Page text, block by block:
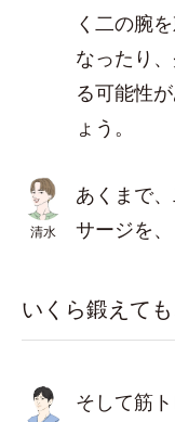
く二の腕
なったり
る可能性
ょう。
清水
あくまで
サージを、
いくら鍛えて
そして筋